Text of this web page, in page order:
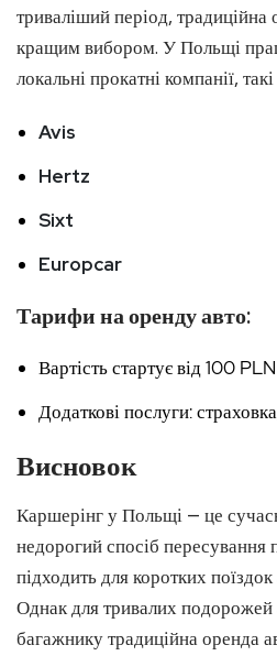
триваліший період,
кращим вибором. У Польщі
локальні прокатні компанії, такі
Avis
Hertz
Sixt
Europcar
Тарифи на оренду авто:
Вартість стартує від 100
Додаткові послуги:
Висновок
Каршерінг у Польщі — це
недорогий спосіб пересування
підходить для коротких
Однак для тривалих
багажнику традиційна оренда